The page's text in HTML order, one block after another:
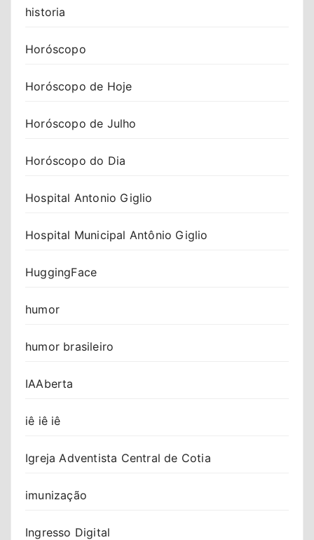
historia
Horóscopo
Horóscopo de Hoje
Horóscopo de Julho
Horóscopo do Dia
Hospital Antonio Giglio
Hospital Municipal Antônio Giglio
HuggingFace
humor
humor brasileiro
IAAberta
iê iê iê
Igreja Adventista Central de Cotia
imunização
Ingresso Digital